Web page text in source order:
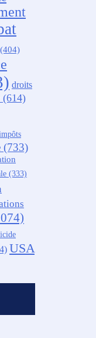
(404)
droits
(614)
(733)
(333)
USA